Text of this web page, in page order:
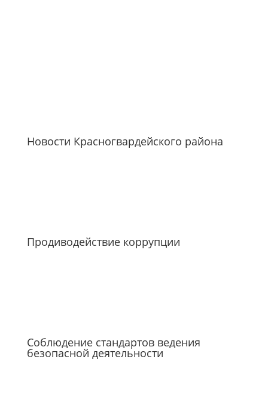
Новости Красногвардейского района
Продиводействие коррупции
Соблюдение стандартов ведения
безопасной деятельности